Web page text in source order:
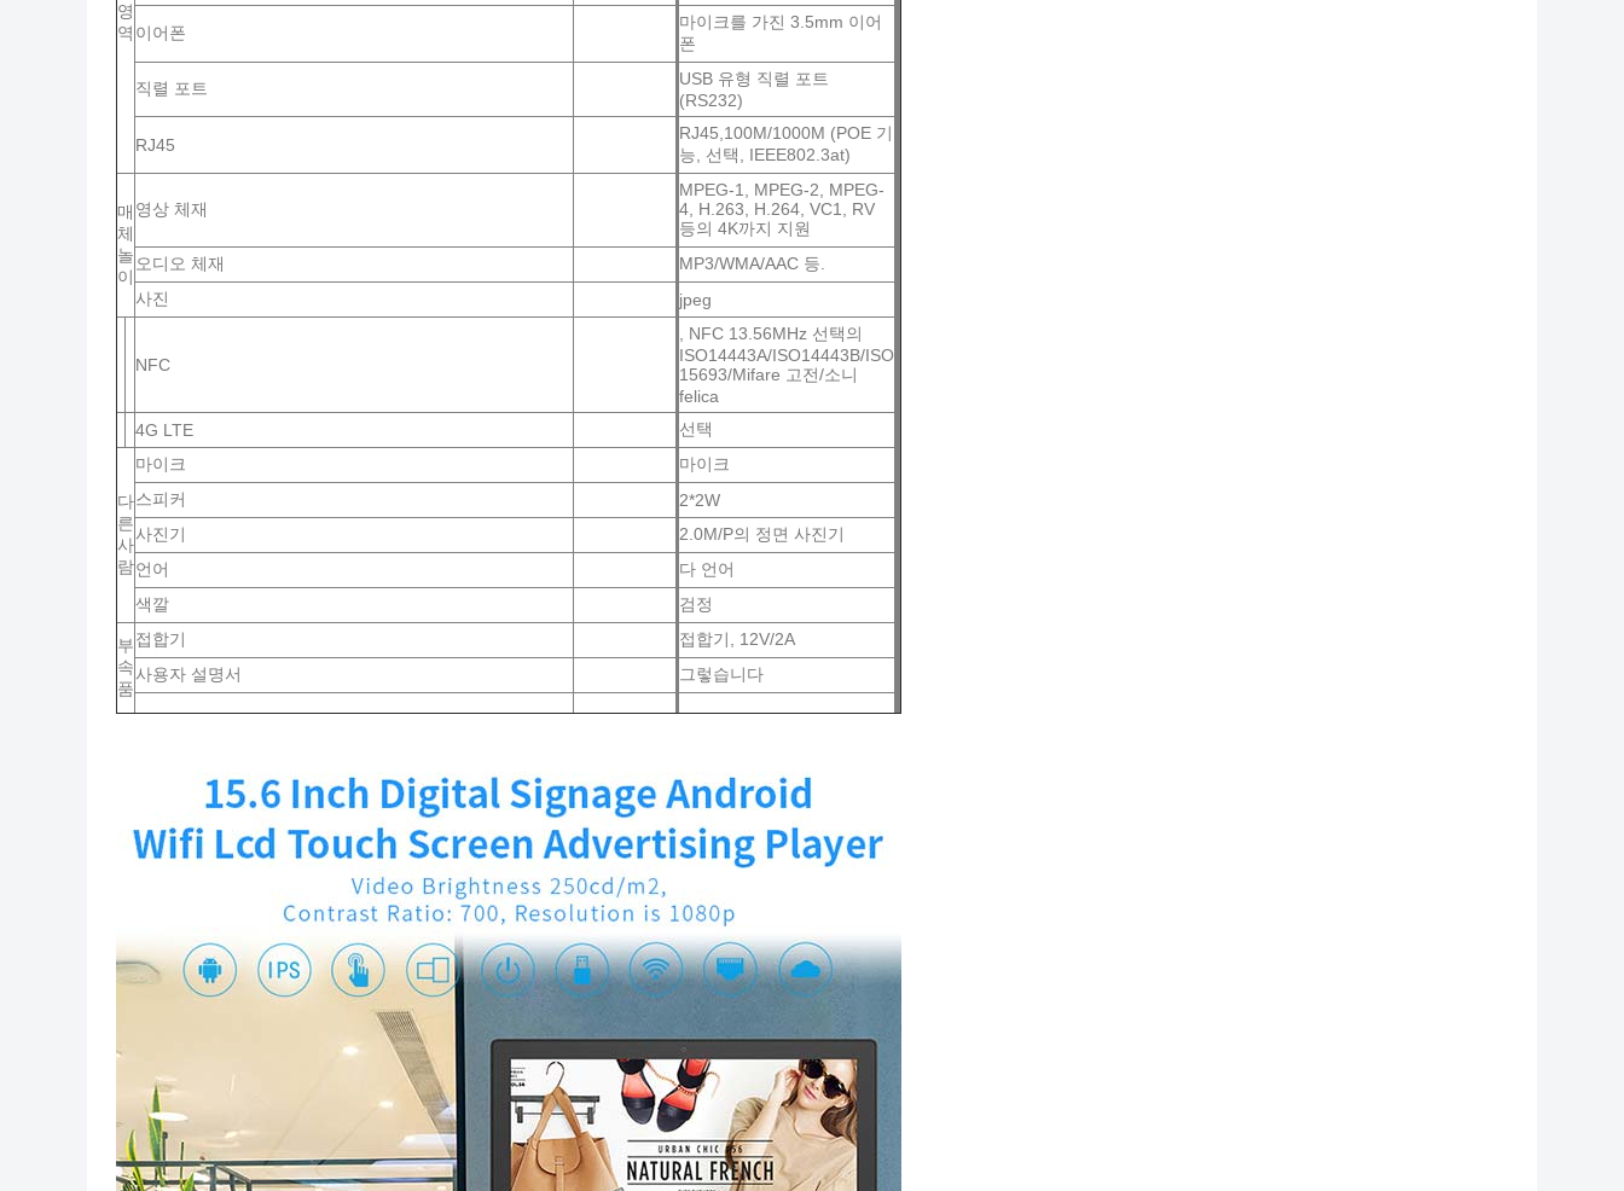
영
역 이어폰
마이크를 가진 3.5mm 이어
폰
직렬 포트
USB 유형 직렬 포트
(RS232)
RJ45
RJ45,100M/1000M (POE 기
능, 선택, IEEE802.3at)
매
체
놀
이
영상 체재
MPEG-1, MPEG-2, MPEG-
4, H.263, H.264, VC1, RV
등의 4K까지 지원
오디오 체재
MP3/WMA/AAC 등.
사진
jpeg
NFC
, NFC 13.56MHz 선택의
ISO14443A/ISO14443B/ISO
15693/Mifare 고전/소니
felica
4G LTE
선택
다
른
사
람
마이크
마이크
스피커
2*2W
사진기
2.0M/P의 정면 사진기
언어
다 언어
색깔
검정
부
속
품
접합기
접합기, 12V/2A
사용자 설명서
그렇습니다